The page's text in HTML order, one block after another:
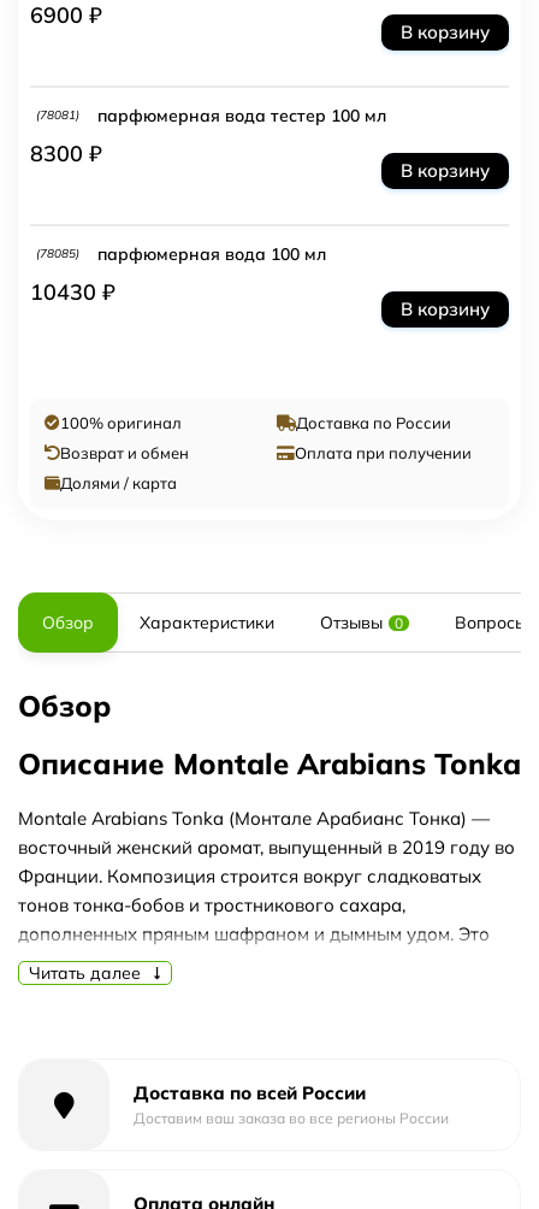
6900 ₽
В корзину
(78081) парфюмерная вода тестер 100 мл
8300 ₽
В корзину
(78085) парфюмерная вода 100 мл
10430 ₽
В корзину
100% оригинал
Доставка по России
Возврат и обмен
Оплата при получении
Долями / карта
Обзор Характеристики Отзывы 0 Вопросы
Обзор
Описание Montale Arabians Tonka
Montale Arabians Tonka (Монтале Арабианс Тонка) —
восточный женский аромат, выпущенный в 2019 году во
Франции. Композиция строится вокруг сладковатых
тонов тонка-бобов и тростникового сахара,
дополненных пряным шафраном и дымным удом. Это
насыщенный и тёплый парфюм, который подойдёт для
прохладного времени года и вечерних выходов.
начало. В сердце проявляются роза и уд — цветочно-
древесное сочетание с лёгкой дымностью. База звучит
Читать далее
Доставка по всей России
Доставим ваш заказа во все регионы России
Оплата онлайн